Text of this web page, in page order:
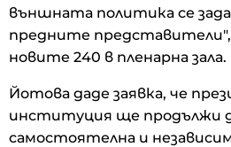
външната политика се
предните
новите 240 в пленарна зала.
Йотова даде заявка, че
институция ще продължи
самостоятелна и